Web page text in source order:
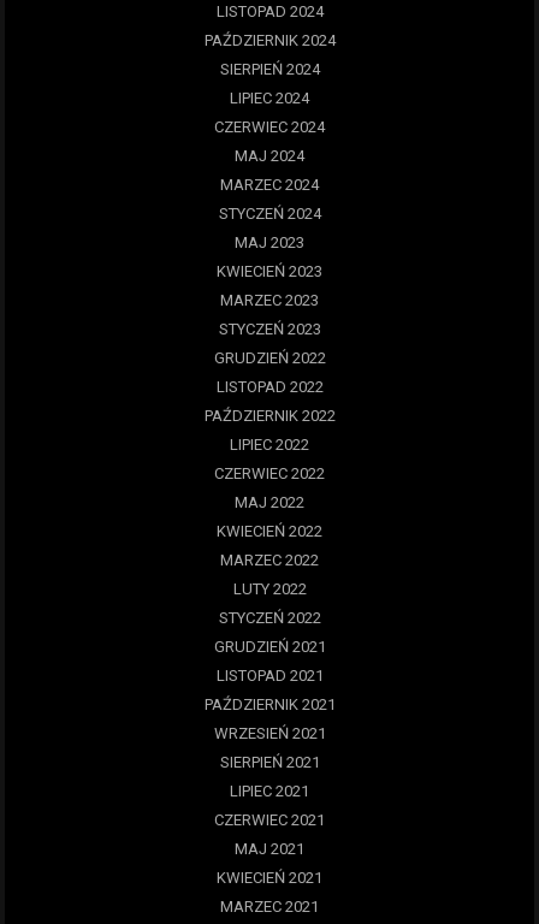
LISTOPAD 2024
PAŹDZIERNIK 2024
SIERPIEŃ 2024
LIPIEC 2024
CZERWIEC 2024
MAJ 2024
MARZEC 2024
STYCZEŃ 2024
MAJ 2023
KWIECIEŃ 2023
MARZEC 2023
STYCZEŃ 2023
GRUDZIEŃ 2022
LISTOPAD 2022
PAŹDZIERNIK 2022
LIPIEC 2022
CZERWIEC 2022
MAJ 2022
KWIECIEŃ 2022
MARZEC 2022
LUTY 2022
STYCZEŃ 2022
GRUDZIEŃ 2021
LISTOPAD 2021
PAŹDZIERNIK 2021
WRZESIEŃ 2021
SIERPIEŃ 2021
LIPIEC 2021
CZERWIEC 2021
MAJ 2021
KWIECIEŃ 2021
MARZEC 2021